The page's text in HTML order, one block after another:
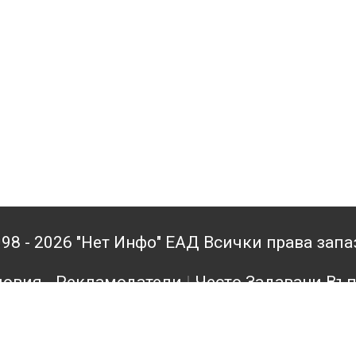
- 2026 "Нет Инфо" ЕАД Всички права
- Рекламодатели|Често Задавани